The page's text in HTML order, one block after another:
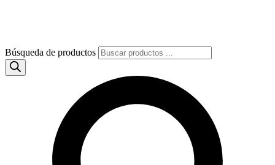
Búsqueda de productos